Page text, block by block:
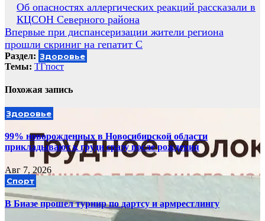
Навигация
по
записям
Об опасностях аллергических реакций рассказали в
КЦСОН Северного района
Впервые при диспансеризации жители региона
прошли скриниг на гепатит С
Раздел: Здоровье
Темы: ТГпост
Похожая запись
Здоровье
99% новорожденных в Новосибирской области
прикладывают к груди сразу после рождения
Авг 7, 2026
Спорт
В Биазе прошел турнир по дартсу и армрестлингу